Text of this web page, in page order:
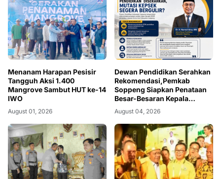
Menanam Harapan Pesisir
Tangguh Aksi 1.400
Mangrove Sambut HUT ke-14
IWO
August 01, 2026
Dewan Pendidikan Serahkan
Rekomendasi,Pemkab
Soppeng Siapkan Penataan
Besar-Besaran Kepala
Sekolah
August 04, 2026